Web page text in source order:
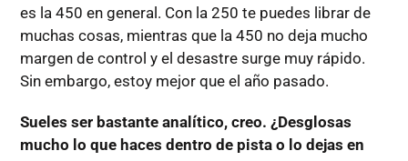
es la 450 en general. Con la 250 te puedes librar de
muchas cosas, mientras que la 450 no deja mucho
margen de control y el desastre surge muy rápido.
Sin embargo, estoy mejor que el año pasado.
Sueles ser bastante analítico, creo. ¿Desglosas
mucho lo que haces dentro de pista o lo dejas en